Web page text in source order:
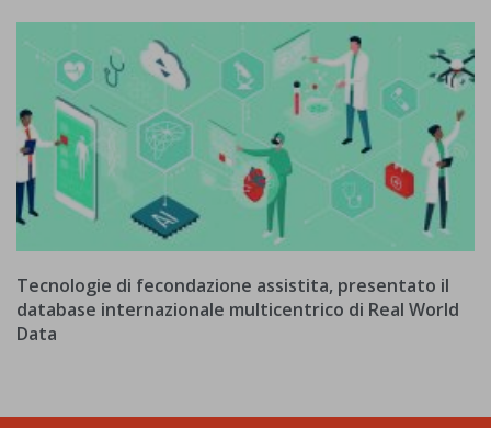
Tecnologie di fecondazione assistita, presentato il
database internazionale multicentrico di Real World
Data